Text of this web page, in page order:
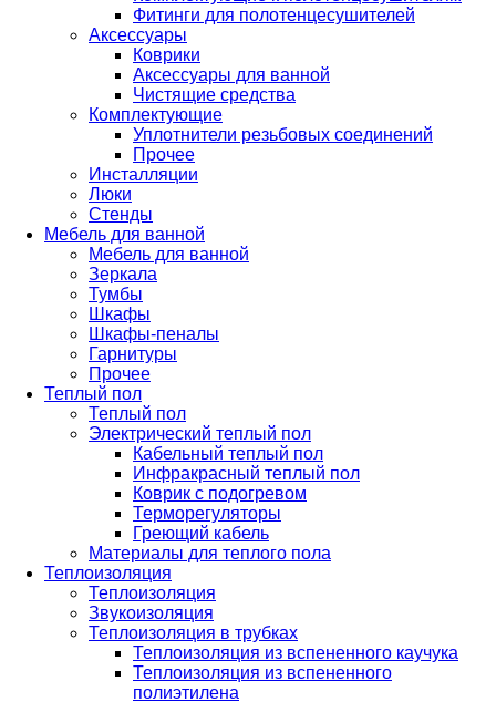
Фитинги для полотенцесушителей
Аксессуары
Коврики
Аксессуары для ванной
Чистящие средства
Комплектующие
Уплотнители резьбовых соединений
Прочее
Инсталляции
Люки
Стенды
Мебель для ванной
Мебель для ванной
Зеркала
Тумбы
Шкафы
Шкафы-пеналы
Гарнитуры
Прочее
Теплый пол
Теплый пол
Электрический теплый пол
Кабельный теплый пол
Инфракрасный теплый пол
Коврик с подогревом
Терморегуляторы
Греющий кабель
Материалы для теплого пола
Теплоизоляция
Теплоизоляция
Звукоизоляция
Теплоизоляция в трубках
Теплоизоляция из вспененного каучука
Теплоизоляция из вспененного
полиэтилена